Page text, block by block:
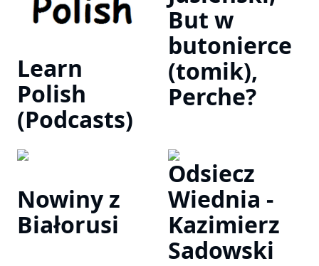
Learn
Polish
(Podcasts)
But w
butonierce
(tomik),
Perche?
Nowiny z
Białorusi
Odsiecz
Wiednia -
Kazimierz
Sadowski